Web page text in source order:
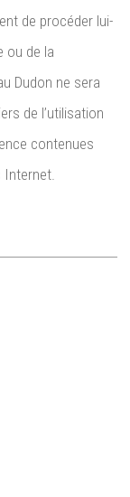
de procéder lui-
ou de la
Dudon ne sera
de l’utilisation
contenues